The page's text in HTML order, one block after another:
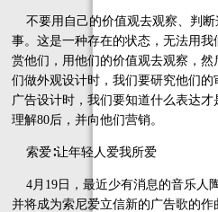
不要用自己的价值观去观察、判断
事。这是一种存在的状态，无法用
赏他们，用他们的价值观去观察，
们做外观设计时，我们要研究他们
广告设计时，我们要知道什么表达
理解80后，并向他们营销。
索爱∶让年轻人爱我所爱
4月19日，最近少有消息的音乐人
并将成为索尼爱立信新的广告歌的